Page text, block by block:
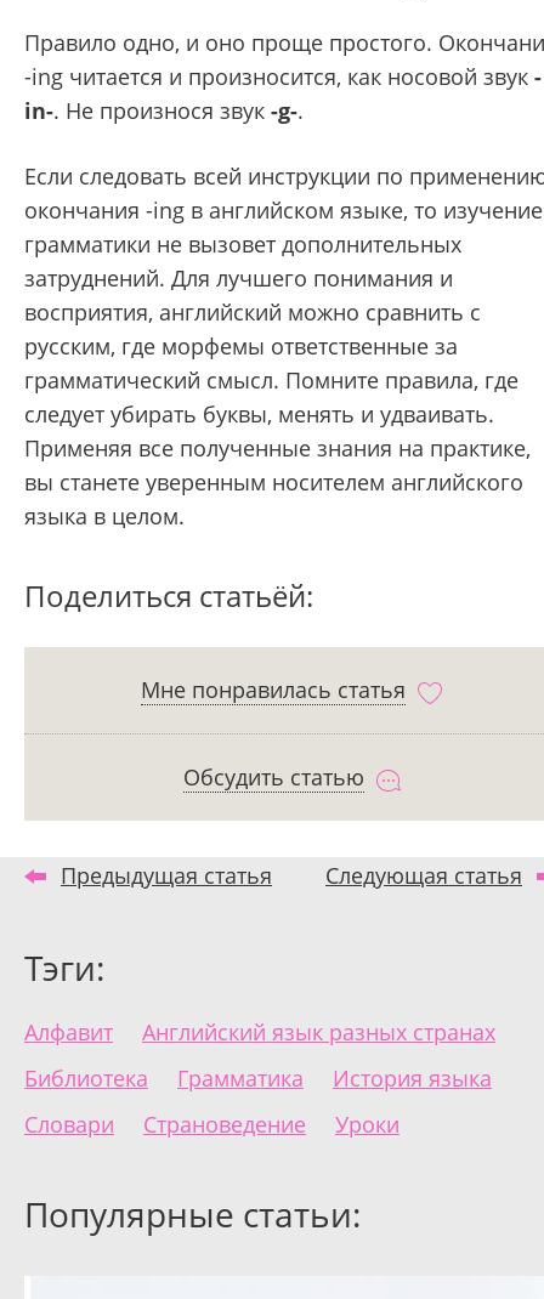
Правило одно, и оно проще простого.
-ing читается и произносится, как носовой звук -
in-. Не произнося звук -g-.
Если следовать всей инструкции по
окончания -ing в английском языке, то изучение
грамматики не вызовет дополнительных
затруднений. Для лучшего понимания и
восприятия, английский можно сравнить с
русским, где морфемы ответственные за
грамматический смысл. Помните правила, где
следует убирать буквы, менять и удваивать.
Применяя все полученные знания на практике,
вы станете уверенным носителем английского
языка в целом.
Поделиться статьёй:
Мне понравилась статья
Обсудить статью
Предыдущая статья Следующая статья
Тэги:
Алфавит
Английский язык разных странах
Библиотека
Грамматика
История языка
Словари
Страноведение Уроки
Популярные статьи: